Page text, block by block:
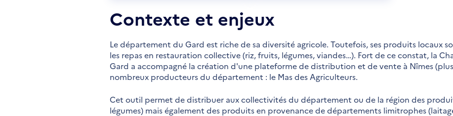
Contexte et enjeux
Le département du Gard est riche de sa diversité agricole. Toutefois, ses produits locaux
les repas en restauration collective (riz, fruits, légumes, viandes…). Fort de ce constat, la
Gard a accompagné la création d'une plateforme de distribution et de vente à Nîmes
nombreux producteurs du département : le Mas des Agriculteurs.
Cet outil permet de distribuer aux collectivités du département ou de la région des
légumes) mais également des produits en provenance de départements limitrophes